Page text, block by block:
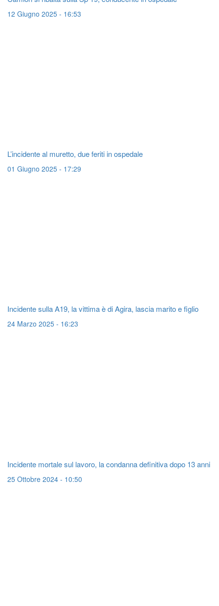
12 Giugno 2025 - 16:53
L’incidente al muretto, due feriti in ospedale
01 Giugno 2025 - 17:29
Incidente sulla A19, la vittima è di Agira, lascia marito e figlio
24 Marzo 2025 - 16:23
Incidente mortale sul lavoro, la condanna definitiva dopo 13 anni
25 Ottobre 2024 - 10:50